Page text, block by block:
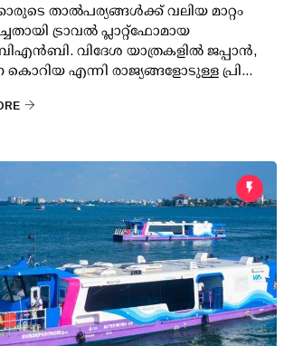
താല്‍പര്യങ്ങള്‍ക്ക് വലിയ മാറ്റം
ട്രാവല്‍ പ്ലാറ്റ്ഫോമായ
വിദേശ യാത്രകളില്‍ ജപ്പാന്‍,
കൊറിയ എന്നി രാജ്യങ്ങളോടുള്ള പ്രി...